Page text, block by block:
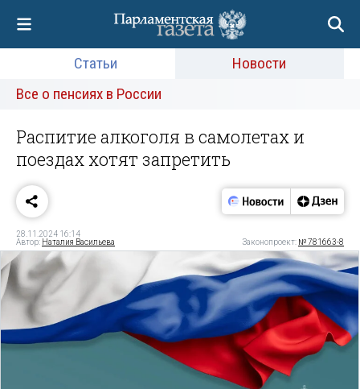
Статьи
Новости
Все о пенсиях в России
Распитие алкоголя в самолетах и
поездах хотят запретить
28.11.2024 16:14
Автор: Наталия Васильева Законопроект: № 781663-8